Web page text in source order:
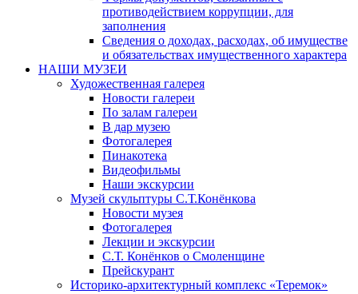
противодействием коррупции, для
заполнения
Сведения о доходах, расходах, об имуществе
и обязательствах имущественного характера
НАШИ МУЗЕИ
Художественная галерея
Новости галереи
По залам галереи
В дар музею
Фотогалерея
Пинакотека
Видеофильмы
Наши экскурсии
Музей скульптуры С.Т.Конёнкова
Новости музея
Фотогалерея
Лекции и экскурсии
С.Т. Конёнков о Смоленщине
Прейскурант
Историко-архитектурный комплекс «Теремок»